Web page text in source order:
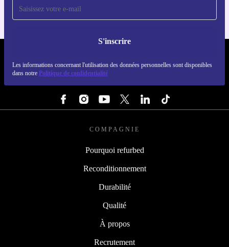
S'inscrire
Les informations concernant l'utilisation des données personnelles sont disponibles
dans notre Politique de confidentialité
COMPAGNIE
Pourquoi refurbed
Reconditionnement
Durabilité
Qualité
À propos
Recrutement